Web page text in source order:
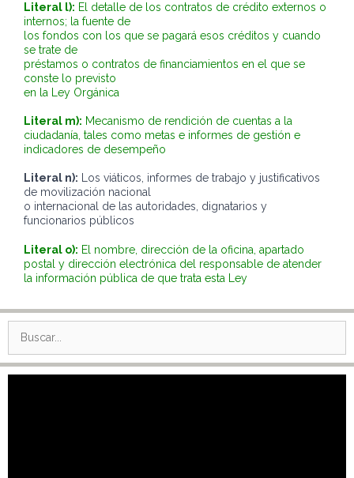
Literal l): El detalle de los contratos de crédito externos o
internos; la fuente de
los fondos con los que se pagará esos créditos y cuando
se trate de
préstamos o contratos de financiamientos en el que se
conste lo previsto
en la Ley Orgánica
Literal m): Mecanismo de rendición de cuentas a la
ciudadanía, tales como metas e informes de gestión e
indicadores de desempeño
Literal n): Los viáticos, informes de trabajo y justificativos
de movilización nacional
o internacional de las autoridades, dignatarios y
funcionarios públicos
Literal o): El nombre, dirección de la oficina, apartado
postal y dirección electrónica del responsable de atender
la información pública de que trata esta Ley
Buscar: